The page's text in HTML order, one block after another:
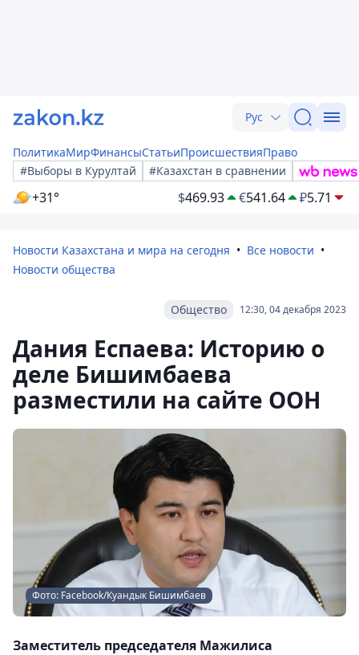
Рус
ПолитикаМирФинансыСтатьиПроисшествияПраво
#Выборы в Курултай
#Казахстан в сравнении
+31° $469.93 €541.64 ₽5.71
Новости Казахстана и мира на сегодня
Все новости
Новости общества
12:30, 04 декабря 2023
Общество
Дания Еспаева: Историю о
деле Бишимбаева
разместили на сайте ООН
Фото: Facebook/Куандык Бишимбаев
Заместитель председателя Мажилиса